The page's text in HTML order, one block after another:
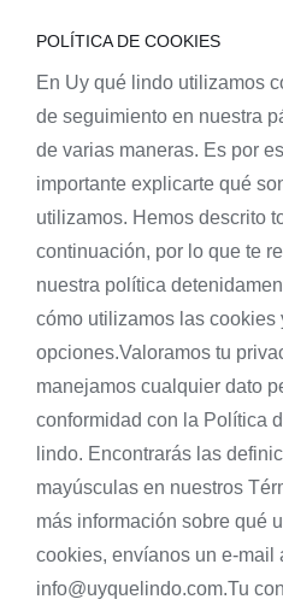
POLÍTICA DE COOKIES
En Uy qué lindo utilizamos
de seguimiento en nuestra
de varias maneras. Es por
importante explicarte qué
utilizamos. Hemos descrito
continuación, por lo que te
nuestra política
cómo utilizamos las cookies
opciones.Valoramos tu
manejamos cualquier dato
conformidad con la Política
lindo. Encontrarás las
mayúsculas en nuestros
más información sobre qué
cookies, envíanos un e-mail
info@uyquelindo.com.Tu